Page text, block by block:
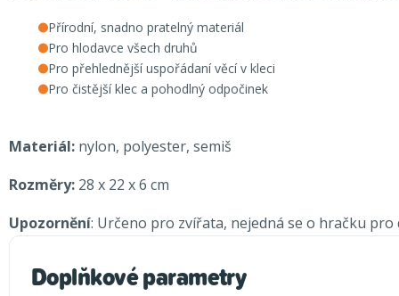
Přírodní, snadno pratelný materiál
Pro hlodavce všech druhů
Pro přehlednější uspořádaní věcí v kleci
Pro čistější klec a pohodlný odpočinek
Materiál: nylon, polyester, semiš
Rozměry: 28 x 22 x 6 cm
Upozornění: Určeno pro zvířata, nejedná se o hračku pro
Doplňkové parametry